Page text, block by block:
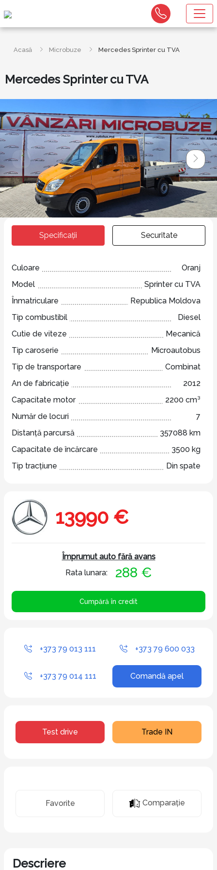
Acasă Microbuze Mercedes Sprinter cu TVA
Mercedes Sprinter cu TVA
Specificații Securitate
Culoare
Oranj
Model
Sprinter cu TVA
Înmatriculare
Republica Moldova
Tip combustibil
Diesel
Cutie de viteze
Mecanică
Tip caroserie
Microautobus
Tip de transportare
Combinat
An de fabricație
2012
Capacitate motor
2200 cm³
Număr de locuri
7
Distanță parcursă
357088 km
Capacitate de încărcare
3500 kg
Tip tracțiune
Din spate
13990 €
Împrumut auto fără avans
Rata lunara:
288 €
Cumpără în credit
+373 79 013 111 +373 79 600 033
+373 79 014 111 Comandă apel
Test drive Trade IN
Favorite Comparaţie
Descriere